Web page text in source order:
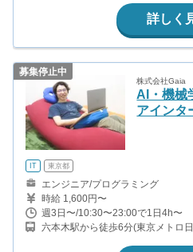
橋駅から徒歩7分（小田急線） 南
詳しく
募集停止中
株式会社Gaia
AI・機械
アインタ
IT 東京都
エンジニア/プログラミング
時給 1,600円〜
週3日〜/10:30〜23:00で1日4h〜
六本木駅から徒歩6分(東京メトロ